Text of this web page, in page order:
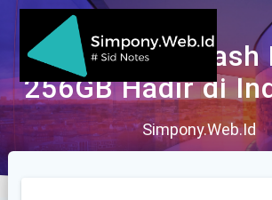
Skip
content
Kingston Flash
256GB Hadir di
Simpony.Web.Id